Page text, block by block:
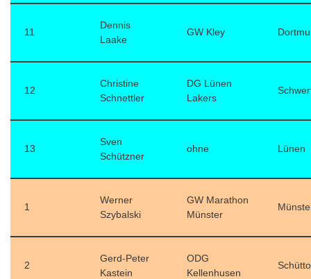
11
Dennis
Laake
GW Kley
12
Christine
Schnettler
DG Lünen
Lakers
13
Sven
Schützner
ohne Lünen
1
Werner
Szybalski
GW Marathon
Münster
2
Gerd-Peter
Kastein
ODG
Kellenhusen